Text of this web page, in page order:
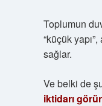
Toplumun
“küçük
sağlar.
Ve belki de
iktidarı